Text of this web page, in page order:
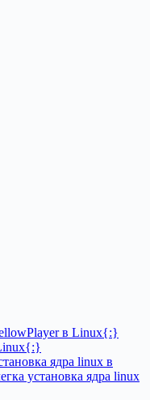
в Linux{:}
ядра linux в
установка ядра linux